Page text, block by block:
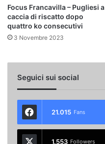
Focus Francavilla – Pugliesi a
caccia di riscatto dopo
quattro ko consecutivi
3 Novembre 2023
Seguici sui social
21.015 Fans
1.553 Followers